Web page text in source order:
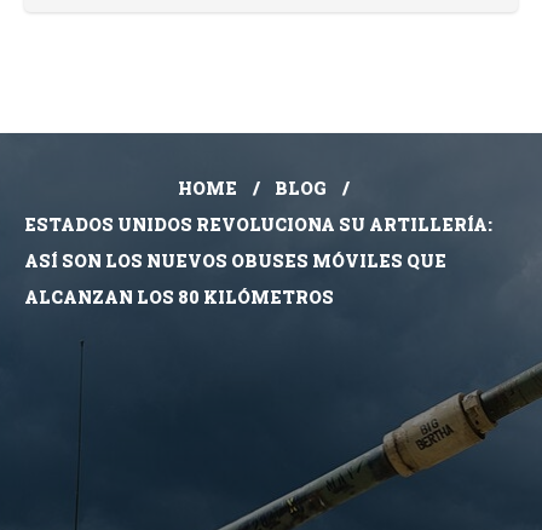
HOME
BLOG
ESTADOS UNIDOS REVOLUCIONA SU ARTILLERÍA:
ASÍ SON LOS NUEVOS OBUSES MÓVILES QUE
ALCANZAN LOS 80 KILÓMETROS